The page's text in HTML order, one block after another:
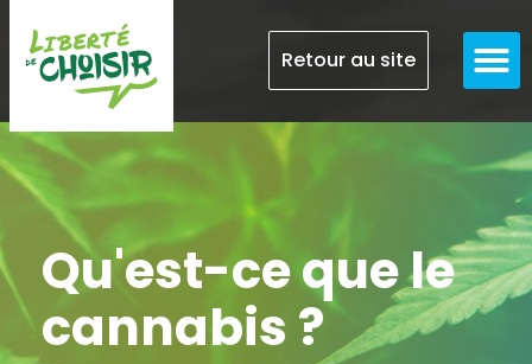
Retour au site
Qu'est-ce que le
cannabis ?